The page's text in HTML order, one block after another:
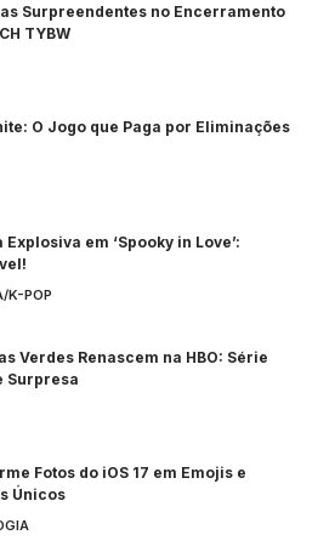
Surpreendentes no Encerramento
TYBW
O Jogo que Paga por Eliminações
em ‘Spooky in Love’:
K-POP
Verdes Renascem na HBO: Série
Surpresa
Fotos do iOS 17 em Emojis e
Únicos